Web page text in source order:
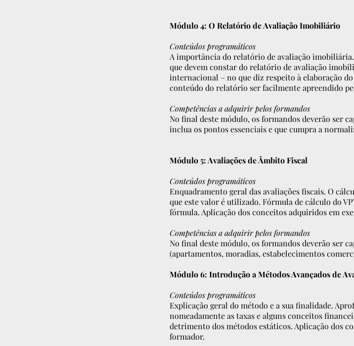
Módulo 4: O Relatório de Avaliação Imobiliário
Conteúdos programáticos
A importância do relatório de avaliação
que devem constar do relatório de avaliação
internacional – no que diz respeito à elaboração
conteúdo do relatório ser facilmente apreendido
Competências a adquirir pelos formandos
No final deste módulo, os formandos deverão ser
inclua os pontos essenciais e que cumpra a
Módulo 5: Avaliações de Âmbito Fiscal
Conteúdos programáticos
Enquadramento geral das avaliações fiscais. O
que este valor é utilizado. Fórmula de cálculo do
fórmula. Aplicação dos conceitos adquiridos em
Competências a adquirir pelos formandos
No final deste módulo, os formandos deverão ser
(apartamentos, moradias, estabelecimentos
Módulo 6: Introdução a Métodos Avançados de
Conteúdos programáticos
Explicação geral do método e a sua finalidade.
nomeadamente as taxas e alguns conceitos
detrimento dos métodos estáticos. Aplicação dos
formador.